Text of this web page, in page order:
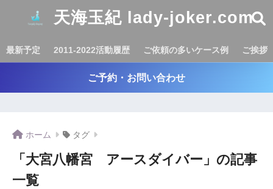
天海玉紀 lady-joker.com
最新予定 2011-2022活動履歴 ご依頼の多いケース例 ご挨拶
ご予約・お問い合わせ
ホーム タグ
「大宮八幡宮 アースダイバー」の記事
一覧